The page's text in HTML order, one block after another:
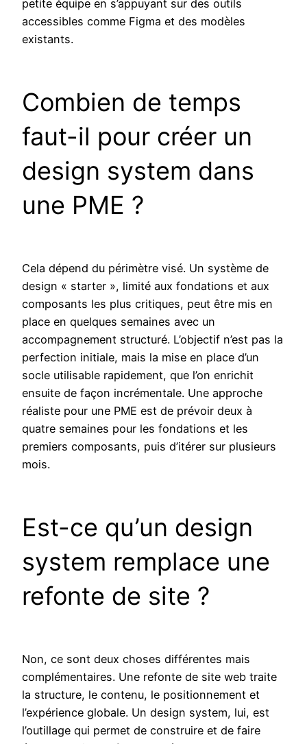
petite équipe en s’appuyant sur des outils
accessibles comme Figma et des modèles
existants.
Combien de temps
faut-il pour créer un
design system dans
une PME ?
Cela dépend du périmètre visé. Un système de
design « starter », limité aux fondations et aux
composants les plus critiques, peut être mis en
place en quelques semaines avec un
accompagnement structuré. L’objectif n’est pas la
perfection initiale, mais la mise en place d’un
socle utilisable rapidement, que l’on enrichit
ensuite de façon incrémentale. Une approche
réaliste pour une PME est de prévoir deux à
quatre semaines pour les fondations et les
premiers composants, puis d’itérer sur plusieurs
mois.
Est-ce qu’un design
system remplace une
refonte de site ?
Non, ce sont deux choses différentes mais
complémentaires. Une refonte de site web traite
la structure, le contenu, le positionnement et
l’expérience globale. Un design system, lui, est
l’outillage qui permet de construire et de faire